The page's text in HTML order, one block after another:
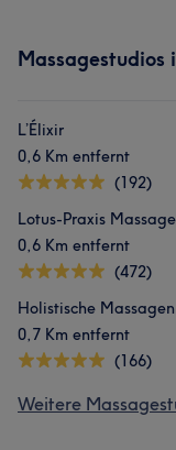
Massagestudios
L’Élixir
0,6 Km entfernt
(192)
Lotus-Praxis
0,6 Km entfernt
(472)
Holistische
0,7 Km entfernt
(166)
Weitere